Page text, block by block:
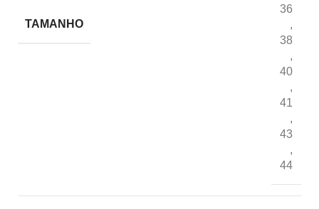
TAMANHO
36
,
38
,
40
,
41
,
43
,
44